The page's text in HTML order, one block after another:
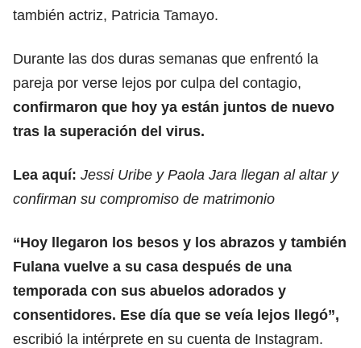
también actriz, Patricia Tamayo.
Durante las dos duras semanas que enfrentó la
pareja por verse lejos por culpa del contagio,
confirmaron que hoy ya están juntos de nuevo
tras la superación del virus.
Lea aquí: Jessi Uribe y Paola Jara llegan al altar y
confirman su compromiso de matrimonio
“Hoy llegaron los besos y los abrazos y también
Fulana vuelve a su casa después de una
temporada con sus abuelos adorados y
consentidores. Ese día que se veía lejos llegó”,
escribió la intérprete en su cuenta de Instagram.